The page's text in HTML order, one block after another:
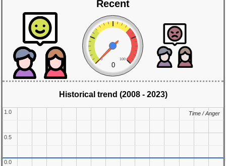
Recent
0 100
0
Historical trend (2008 - 2023)
0.0
0.0
0.5
0.5
1.0
1.0 Time / Anger
Time / Anger